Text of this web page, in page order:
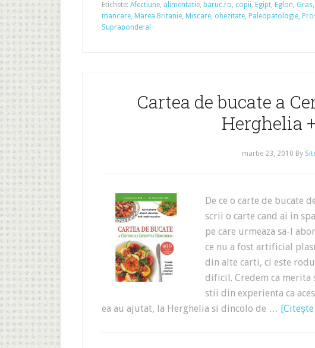
Etichete: Afectiune, alimentatie, baruc.ro, copii, Egipt, Eglon, Gras,
mancare, Marea Britanie, Miscare, obezitate, Paleopatologie,
Supraponderal
Cartea de bucate a
Herghelia
martie 23, 2010 By
De ce o carte de bucate
scrii o carte cand ai in
pe care urmeaza sa-l
ce nu a fost artificial
din alte carti, ci este
dificil. Credem ca merita
stii din experienta ca
ea au ajutat, la Herghelia si dincolo de …